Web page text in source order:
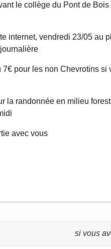
le collège du Pont de
internet, vendredi 23/05 au
pour les non Chevrotins
la randonnée en milieu
avec vous
si vous